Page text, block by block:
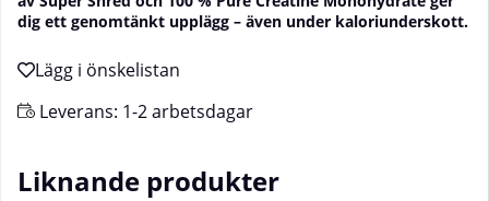
dig ett genomtänkt upplägg – även under kaloriunderskott.
Leverans: 1-2 arbetsdagar
Liknande produkter